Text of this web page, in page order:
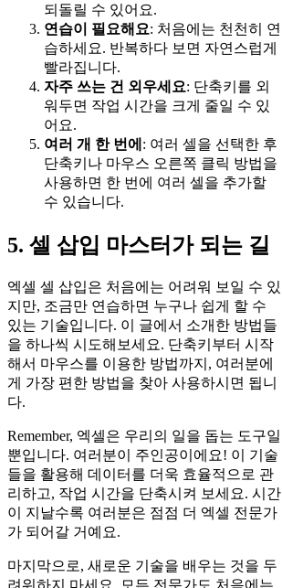
되돌릴 수 있어요.
연습이 필요해요: 처음에는 천천히 연
습하세요. 반복하다 보면 자연스럽게
빨라집니다.
자주 쓰는 건 외우세요: 단축키를 외
워두면 작업 시간을 크게 줄일 수 있
어요.
여러 개 한 번에 : 여러 셀을 선택한 후
단축키나 마우스 오른쪽 클릭 방법을
사용하면 한 번에 여러 셀을 추가할
수 있습니다.
5. 셀 삽입 마스터가 되는 길
엑셀 셀 삽입은 처음에는 어려워 보일 수 있
지만, 조금만 연습하면 누구나 쉽게 할 수
있는 기술입니다. 이 글에서 소개한 방법들
을 하나씩 시도해보세요. 단축키부터 시작
해서 마우스를 이용한 방법까지, 여러분에
게 가장 편한 방법을 찾아 사용하시면 됩니
다.
Remember, 엑셀은 우리의 일을 돕는 도구일
뿐입니다. 여러분이 주인공이에요! 이 기술
들을 활용해 데이터를 더욱 효율적으로 관
리하고, 작업 시간을 단축시켜 보세요. 시간
이 지날수록 여러분은 점점 더 엑셀 전문가
가 되어갈 거예요.
마지막으로, 새로운 기술을 배우는 것을 두
려워하지 마세요. 모든 전문가도 처음에는